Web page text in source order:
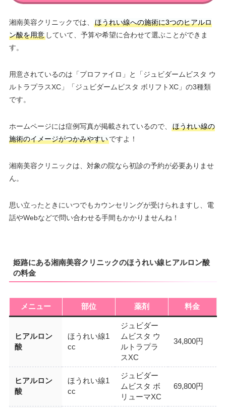
湘南美容クリニックでは、
ほうれい線への施術に3つのヒアルロ
ン酸を用意していて、予算や希望に合わせて選ぶことができま
す。
用意されているのは「プロファイロ」と「ジュビダームビスタ ウ
ルトラプラスXC」「ジュビダームビスタ ボリフトXC」の3種類
です。
ホームページには症例写真が掲載されているので、
ほうれい線の
施術のイメージがつかみやすいですよ！
湘南美容クリニックは、対象の院なら初診の予約が必要ありませ
ん。
思い立ったときにいつでもカウンセリングが受けられますし、電
話やWebなどで問い合わせる手間もかかりませんね！
姫路にある湘南美容クリニックのほうれい線ヒアルロン酸
の料金
メニュー 部位 薬剤 料金
ヒアルロン
酸
ほうれい線1
cc
ジュビダー
ムビスタ ウ
ルトラプラ
スXC
34,800円
ヒアルロン
酸
ほうれい線1
cc
ジュビダー
ムビスタ ボ
リューマXC
69,800円